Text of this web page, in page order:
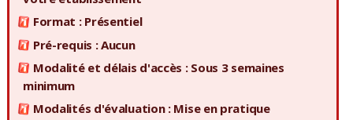
Format : Présentiel
Pré-requis : Aucun
Modalité et délais d'accès : Sous 3 semaines
minimum
Modalités d'évaluation : Mise en pratique